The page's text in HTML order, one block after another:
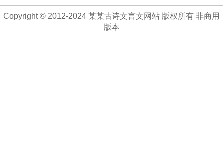
Copyright © 2012-2024 某某古诗文言文网站 版权所有 非商用
版本